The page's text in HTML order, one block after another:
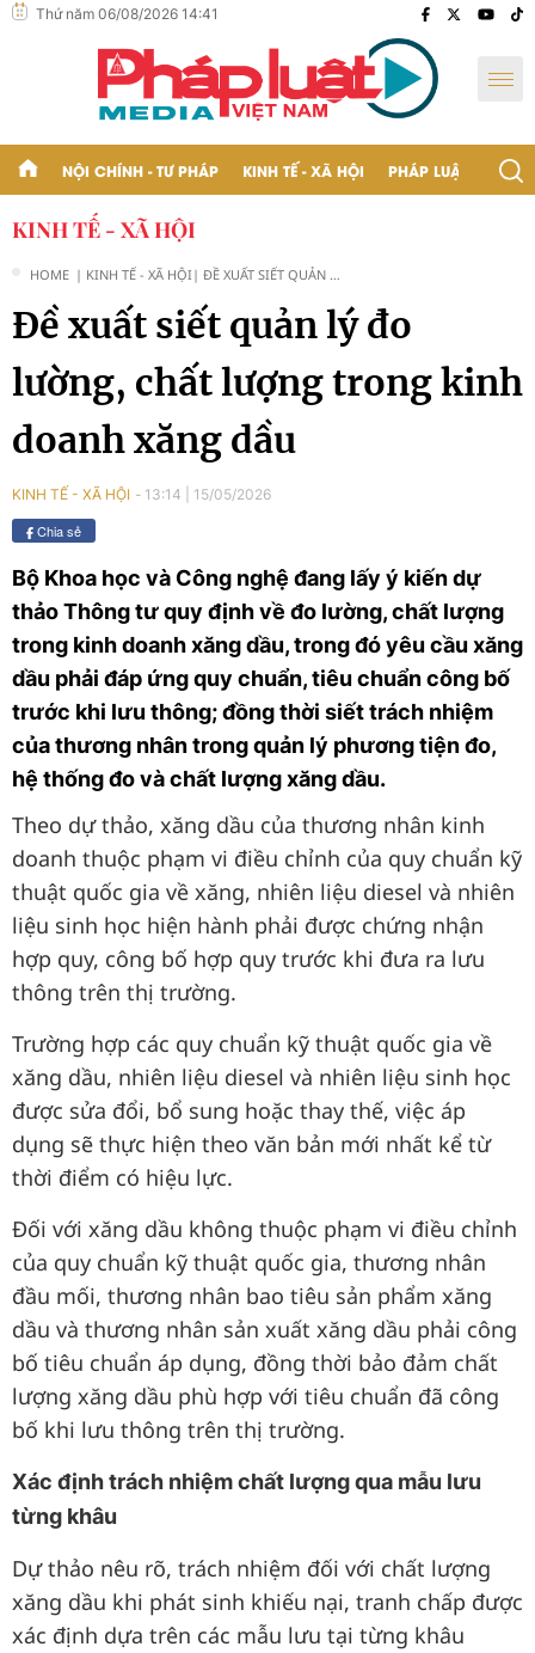
Thứ năm 06/08/2026 14:41
NỘI CHÍNH - TƯ PHÁP KINH TẾ - XÃ HỘI PHÁP LUẬT - BẠN
KINH TẾ - XÃ HỘI
HOME | KINH TẾ - XÃ HỘI| ĐỀ XUẤT SIẾT QUẢN LÝ
LƯỢNG TRONG KINH
DOANH XĂNG DẦU
Đề xuất siết quản lý đo
lường, chất lượng trong kinh
doanh xăng dầu
KINH TẾ - XÃ HỘI 13:14 15/05/2026
Chia sẻ
Bộ Khoa học và Công nghệ đang lấy ý kiến dự
thảo Thông tư quy định về đo lường, chất lượng
trong kinh doanh xăng dầu, trong đó yêu cầu xăng
dầu phải đáp ứng quy chuẩn, tiêu chuẩn công bố
trước khi lưu thông; đồng thời siết trách nhiệm
của thương nhân trong quản lý phương tiện đo,
hệ thống đo và chất lượng xăng dầu.
Theo dự thảo, xăng dầu của thương nhân kinh
doanh thuộc phạm vi điều chỉnh của quy chuẩn kỹ
thuật quốc gia về xăng, nhiên liệu diesel và nhiên
liệu sinh học hiện hành phải được chứng nhận
hợp quy, công bố hợp quy trước khi đưa ra lưu
thông trên thị trường.
Trường hợp các quy chuẩn kỹ thuật quốc gia về
xăng dầu, nhiên liệu diesel và nhiên liệu sinh học
được sửa đổi, bổ sung hoặc thay thế, việc áp
dụng sẽ thực hiện theo văn bản mới nhất kể từ
thời điểm có hiệu lực.
Đối với xăng dầu không thuộc phạm vi điều chỉnh
của quy chuẩn kỹ thuật quốc gia, thương nhân
đầu mối, thương nhân bao tiêu sản phẩm xăng
dầu và thương nhân sản xuất xăng dầu phải công
bố tiêu chuẩn áp dụng, đồng thời bảo đảm chất
lượng xăng dầu phù hợp với tiêu chuẩn đã công
bố khi lưu thông trên thị trường.
Xác định trách nhiệm chất lượng qua mẫu lưu
từng khâu
Dự thảo nêu rõ, trách nhiệm đối với chất lượng
xăng dầu khi phát sinh khiếu nại, tranh chấp được
xác định dựa trên các mẫu lưu tại từng khâu